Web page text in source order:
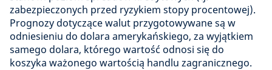
zabezpieczonych przed ryzykiem stopy procentowej).
Prognozy dotyczące walut przygotowywane są w
odniesieniu do dolara amerykańskiego, za wyjątkiem
samego dolara, którego wartość odnosi się do
koszyka ważonego wartością handlu zagranicznego.